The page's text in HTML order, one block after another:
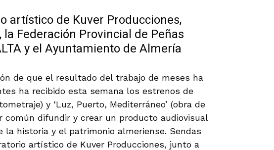
artístico de Kuver Producciones,
Federación Provincial de Peñas
y el Ayuntamiento de Almería
de que el resultado del trabajo de meses ha
ha recibido esta semana los estrenos de
y ‘Luz, Puerto, Mediterráneo’ (obra de
común difundir y crear un producto audiovisual
historia y el patrimonio almeriense. Sendas
artístico de Kuver Producciones, junto a